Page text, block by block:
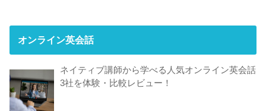
オンライン英会話
ネイティブ講師から学べる人気オンライン英会話
3社を体験・比較レビュー！